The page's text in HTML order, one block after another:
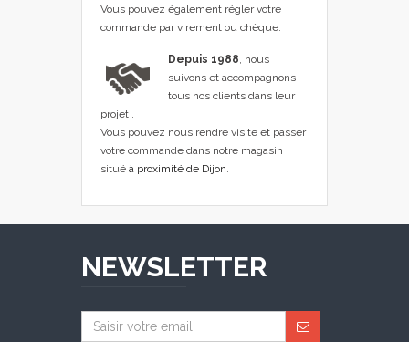
Vous pouvez également régler votre
commande par virement ou chèque.
Depuis 1988 , nous
suivons et accompagnons
tous nos clients dans leur
projet .
Vous pouvez nous rendre visite et passer
votre commande dans notre magasin
situé à proximité de Dijon
NEWSLETTER